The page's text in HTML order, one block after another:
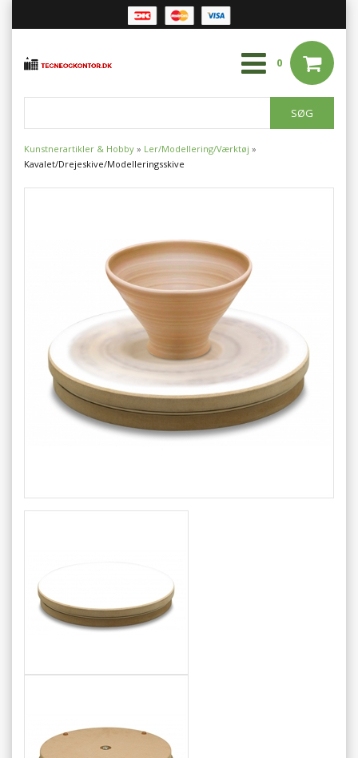
0
Kunstnerartikler & Hobby » Ler/Modellering/Værktøj »
Kavalet/Drejeskive/Modelleringsskive